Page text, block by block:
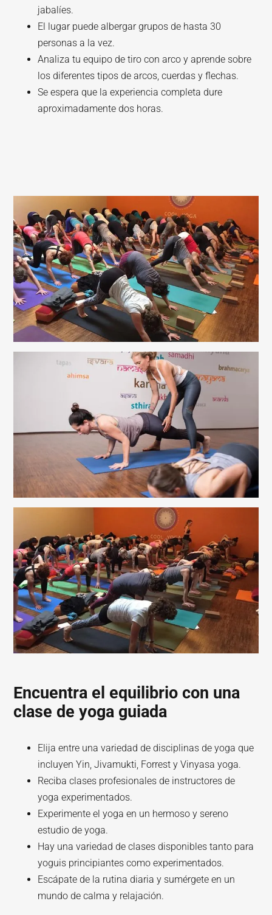
jabalíes.
El lugar puede albergar grupos de hasta 30
personas a la vez.
Analiza tu equipo de tiro con arco y aprende sobre
los diferentes tipos de arcos, cuerdas y flechas.
Se espera que la experiencia completa dure
aproximadamente dos horas.
Encuentra el equilibrio con una
clase de yoga guiada
Elija entre una variedad de disciplinas de yoga que
incluyen Yin, Jivamukti, Forrest y Vinyasa yoga.
Reciba clases profesionales de instructores de
yoga experimentados.
Experimente el yoga en un hermoso y sereno
estudio de yoga.
Hay una variedad de clases disponibles tanto para
yoguis principiantes como experimentados.
Escápate de la rutina diaria y sumérgete en un
mundo de calma y relajación.